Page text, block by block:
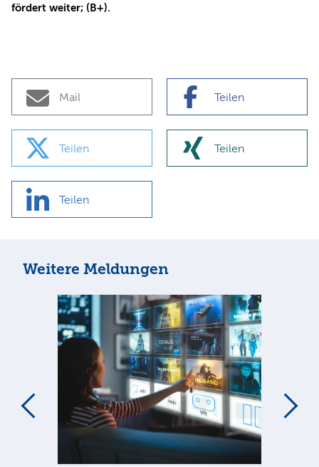
fördert weiter; (B+).
Mail Teilen
Teilen Teilen
Teilen
Weitere Meldungen